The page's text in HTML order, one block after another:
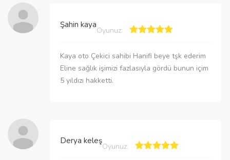
Şahin kaya
Oyunuz:
Kaya oto Çekici sahibi Hanifi beye tşk ederim
Eline sağlık işimizi fazlasıyla gördü bunun içim
5 yıldızı hakketti.
Derya keleş
Oyunuz: